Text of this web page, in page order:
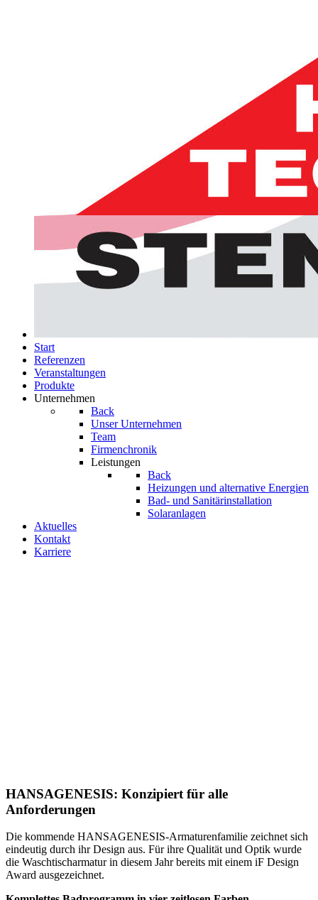
Start
Referenzen
Veranstal­tungen
Produkte
Unternehmen
Back
Unser Unternehmen
Team
Firmenchronik
Leistungen
Back
Heizungen und alternative Energien
Bad- und Sanitär­­instal­­lation
Solaranlagen
Aktuelles
Kontakt
Karriere
HANSAGENESIS: Konzipiert für alle
Anforderungen
Die kommende HANSAGENESIS-Armaturenfamilie zeichnet sich
eindeutig durch ihr Design aus. Für ihre Qualität und Optik wurde
die Waschtischarmatur in diesem Jahr bereits mit einem iF Design
Award ausgezeichnet.